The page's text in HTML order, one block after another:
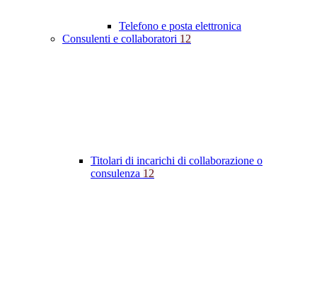
Telefono e posta elettronica
Consulenti e collaboratori 12
Titolari di incarichi di collaborazione o
consulenza 12